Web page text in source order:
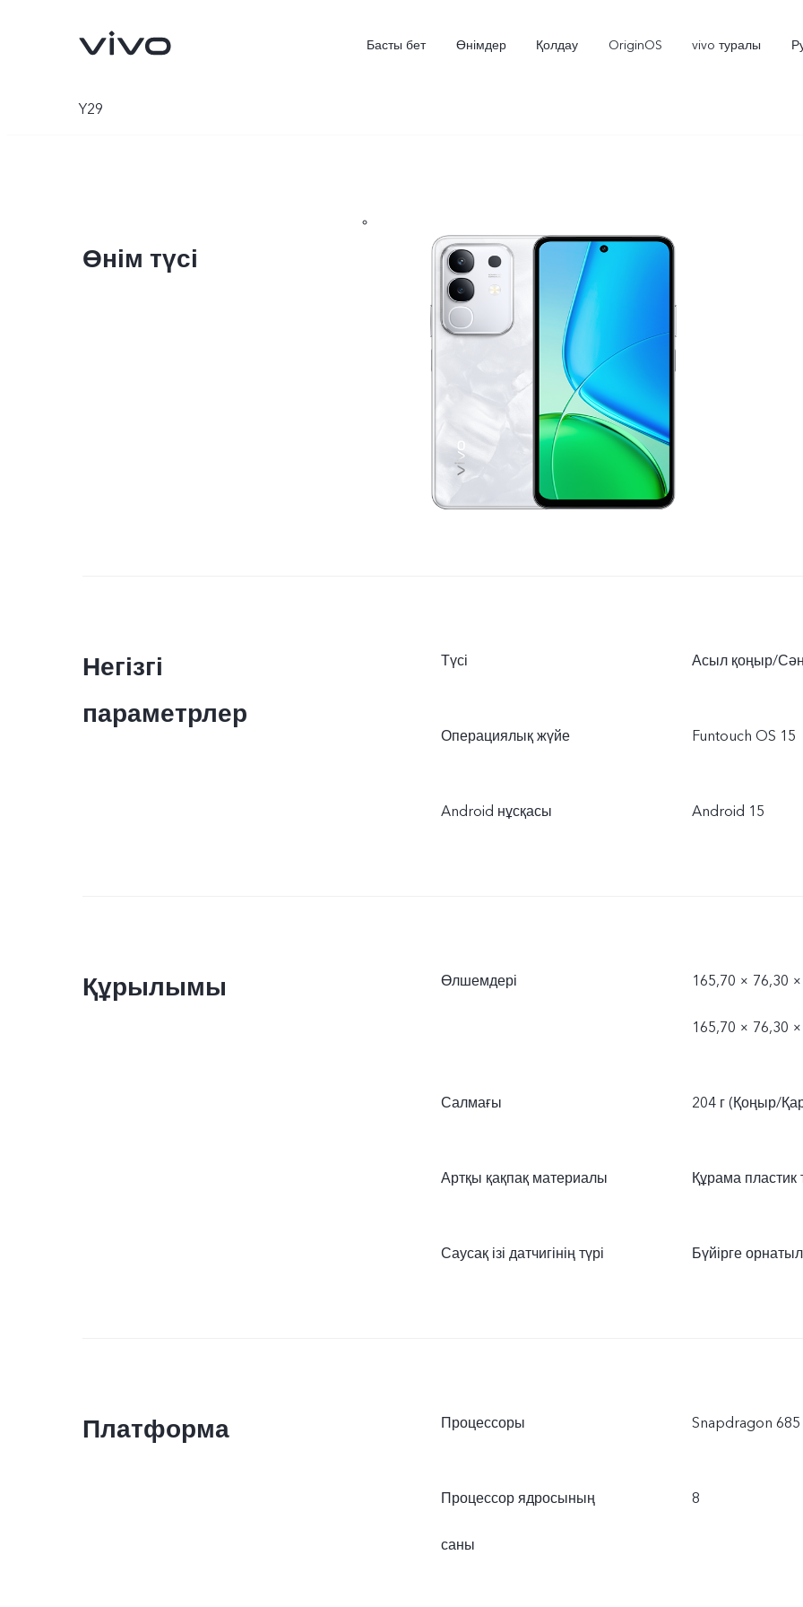
Басты бет Өнімдер Қолдау OriginOS vivo туралы
V70 5G
Y29
Өнім түсі
Негізгі
параметрлер
Түсі Асыл қоңыр/
Операциялық жүйе Funtouch OS 15
Android нұсқасы Android 15
Құрылымы Өлшемдері 165,70 × 76,30
165,70 × 76,30
Салмағы 204 г (Қоңыр/
Артқы қақпақ материалы Құрама пластик
Саусақ ізі датчигінің түрі Бүйірге
Платформа Процессоры Snapdragon 685
Процессор ядросының
саны
8